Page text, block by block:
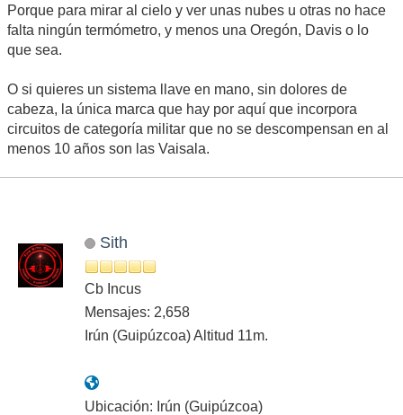
Porque para mirar al cielo y ver unas nubes u otras no hace
falta ningún termómetro, y menos una Oregón, Davis o lo
que sea.
O si quieres un sistema llave en mano, sin dolores de
cabeza, la única marca que hay por aquí que incorpora
circuitos de categoría militar que no se descompensan en al
menos 10 años son las Vaisala.
Sith
Cb Incus
Mensajes: 2,658
Irún (Guipúzcoa) Altitud 11m.
Ubicación: Irún (Guipúzcoa)